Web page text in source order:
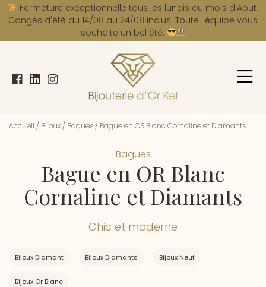
Fermeture exceptionnelle tous les lundis du mois d'Aout.
Congés d'été du 14/08 au 24/08 inclus. Toute l'équipe vous
souhaite un bel été.
Accueil / Bijoux / Bagues / Bague en OR Blanc Cornaline et Diamants
Bagues
Bague en OR Blanc
Cornaline et Diamants
Chic et moderne
Bijoux Diamant Bijoux Diamants Bijoux Neuf
Bijoux Or Blanc